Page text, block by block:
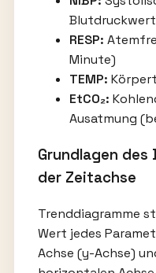
RESP:
Minute)
TEMP:
EtCO₂:
Ausatmung
Grundlagen des
der Zeitachse
Trenddiagramme
Wert jedes
Achse (y-Achse)